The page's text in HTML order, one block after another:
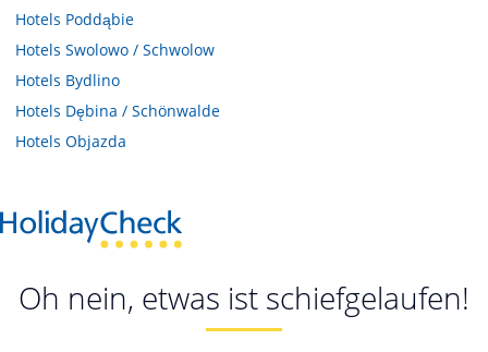
Hotels Poddąbie
Hotels Swolowo / Schwolow
Hotels Bydlino
Hotels Dębina / Schönwalde
Hotels Objazda
Oh nein, etwas ist schiefgelaufen!